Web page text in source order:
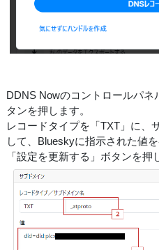
DDNS Nowのコントロールパ
タンを押します。
レコードタイプを「TXT」に、
して、Blueskyに指示された値を
「設定を更新する」ボタンを押